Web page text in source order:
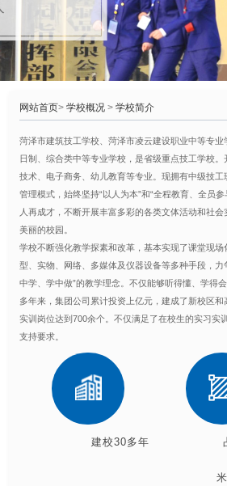
网站首页>学校概况 >学校简介
菏泽市建筑技工学校、菏泽市凌云建设职业中等专
日制、综合类中等专业学校，是省级重点技工学校
技术、电子商务、幼儿教育等专业。现拥有中级技
管理模式，始终坚持“以人为本”和“全程教育、全员
人再成才，不断开展丰富多彩的各类文体活动和社
美丽的校园。
学校不断强化教学探素和改革，基本实现了课堂现
型、实物、网络、多媒体及仪器设备等多种手段，
中学、学中做”的教学理念。不仅能够听得懂、学得
多年来，集团公司累计投资上亿元，建成了新校区
实训岗位达到700余个。不仅满足了在校生的实习实
支持要求。
建校30多年 占地5
米